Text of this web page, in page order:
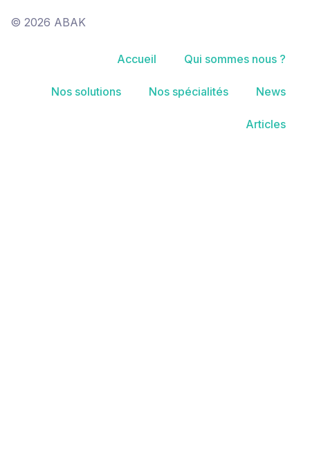
© 2026 ABAK
Accueil Qui sommes nous ?
Nos solutions Nos spécialités News
Articles